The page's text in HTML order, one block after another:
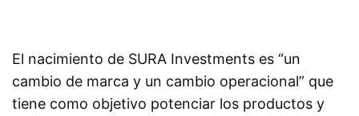
El nacimiento de SURA Investments es “un
cambio de marca y un cambio operacional” que
tiene como objetivo potenciar los productos y